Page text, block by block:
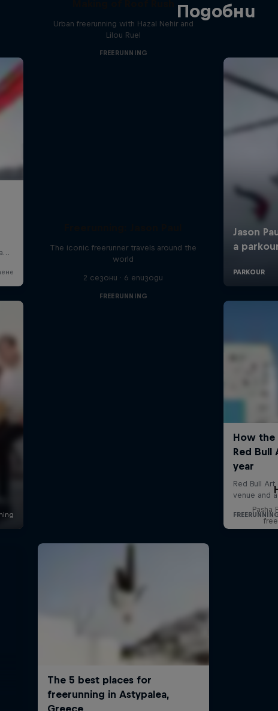
Подобни
Urban freerunning with Hazal Nehir and
Lilou Ruel
FREERUNNING
The iconic freerunner travels around the
world
2 сезони · 6 епизоди
FREERUNNING
Pasha